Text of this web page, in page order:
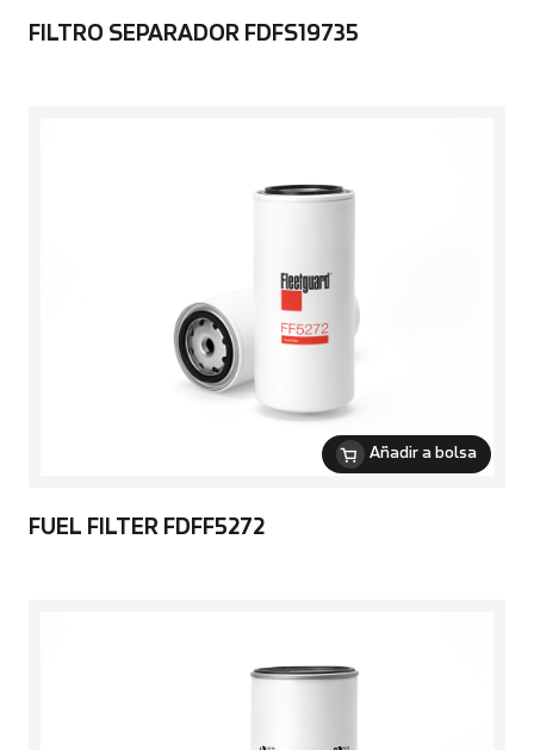
FILTRO SEPARADOR FDFS19735
Añadir a bolsa
FUEL FILTER FDFF5272